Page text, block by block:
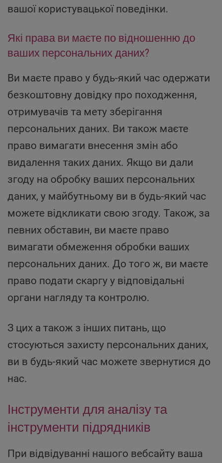
вашої користувацької поведінки.
Які права ви маєте по відношенню до
ваших персональних даних?
Ви маєте право у будь-який час одержати
безкоштовну довідку про походження,
отримувачів та мету зберігання
персональних даних. Ви також маєте
право вимагати внесення змін або
видалення таких даних. Якщо ви дали
згоду на обробку ваших персональних
даних, у майбутньому ви в будь-який час
можете відкликати свою згоду. Також, за
певних обставин, ви маєте право
вимагати обмеження обробки ваших
персональних даних. До того ж, ви маєте
право подати скаргу у відповідальні
органи нагляду та контролю.
З цих а також з інших питань, що
стосуються захисту персональних даних,
ви в будь-який час можете звернутися до
нас.
Інструменти для аналізу та
інструменти ­підрядників
При відвідуванні нашого вебсайту ваша